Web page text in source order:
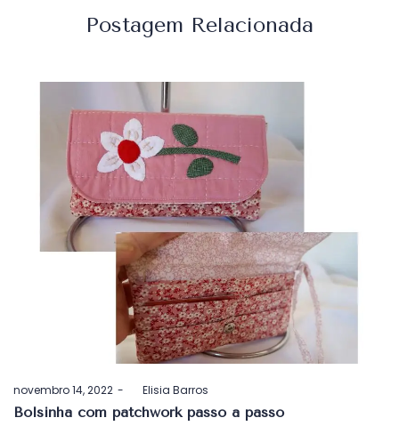
Postagem Relacionada
Postado
em
novembro 14, 2022 byElisia Barros
Bolsinha com patchwork passo a passo